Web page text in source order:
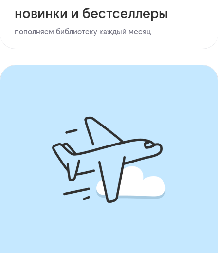
новинки и бестселлеры
пополняем библиотеку каждый месяц